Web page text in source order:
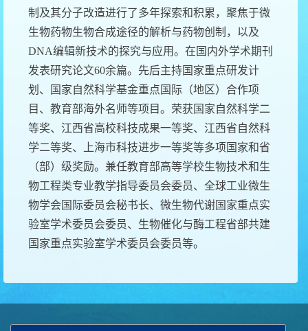
制及其分子改造进行了多年探索和积累，聚焦于微
生物药物生物合成途径的解析与药物创制，以及
DNA编辑新技术的探究与应用。在国内外学术期刊
发表研究论文60余篇。先后主持国家重点研发计
划、国家自然科学基金重点国际（地区）合作项
目、教育部海外名师等项目。荣获国家自然科学二
等奖、江西省高校科技成果一等奖、江西省自然科
学二等奖、上海市科技进步一等奖等多项国家和省
（部）级奖励。兼任教育部高等学校生物技术和生
物工程类专业教学指导委员会委员、全球工业微生
物学会国际委员会秘书长、微生物代谢国家重点实
验室学术委员会委员、生物催化与酶工程省部共建
国家重点实验室学术委员会委员等。